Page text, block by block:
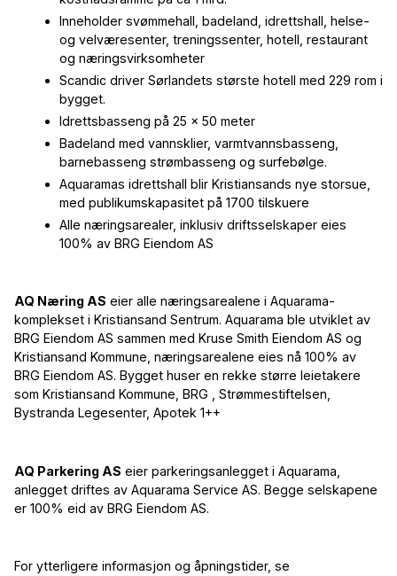
Inneholder svømmehall, badeland, idrettshall, helse-
og velværesenter, treningssenter, hotell, restaurant
og næringsvirksomheter
Scandic driver Sørlandets største hotell med 229 rom i
bygget.
Idrettsbasseng på 25 x 50 meter
Badeland med vannsklier, varmtvannsbasseng,
barnebasseng strømbasseng og surfebølge.
Aquaramas idrettshall blir Kristiansands nye storsue,
med publikumskapasitet på 1700 tilskuere
Alle næringsarealer, inklusiv driftsselskaper eies
100% av BRG Eiendom AS
AQ Næring AS eier alle næringsarealene i Aquarama-
komplekset i Kristiansand Sentrum. Aquarama ble utviklet av
BRG Eiendom AS sammen med Kruse Smith Eiendom AS og
Kristiansand Kommune, næringsarealene eies nå 100% av
BRG Eiendom AS. Bygget huser en rekke større leietakere
som Kristiansand Kommune, BRG , Strømmestiftelsen,
Bystranda Legesenter, Apotek 1++
AQ Parkering AS eier parkeringsanlegget i Aquarama,
anlegget driftes av Aquarama Service AS. Begge selskapene
er 100% eid av BRG Eiendom AS.
For ytterligere informasjon og åpningstider, se